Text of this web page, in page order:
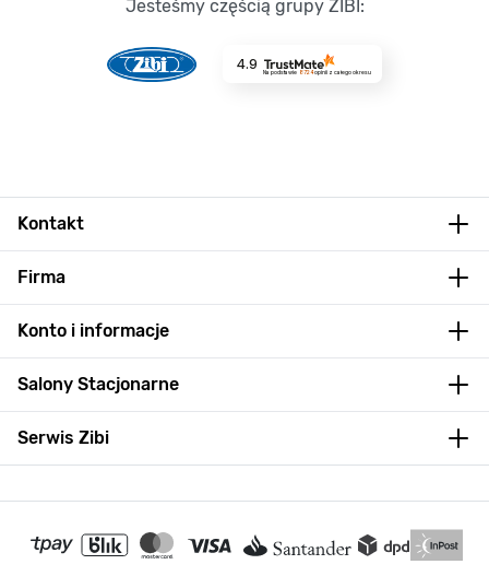
Jesteśmy częścią grupy ZIBI:
4.9
Na podstawie 8724opinii z całego okresu
Kontakt
Firma
Konto i informacje
Salony Stacjonarne
Serwis Zibi